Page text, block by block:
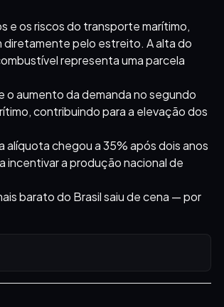
e os riscos do transporte marítimo,
diretamente pelo estreito. A alta do
representa uma parcela
aumento da demanda no segundo
contribuindo para a elevação dos
chegou a 35% após dois anos
incentivar a produção nacional de
barato do Brasil saiu de cena — por